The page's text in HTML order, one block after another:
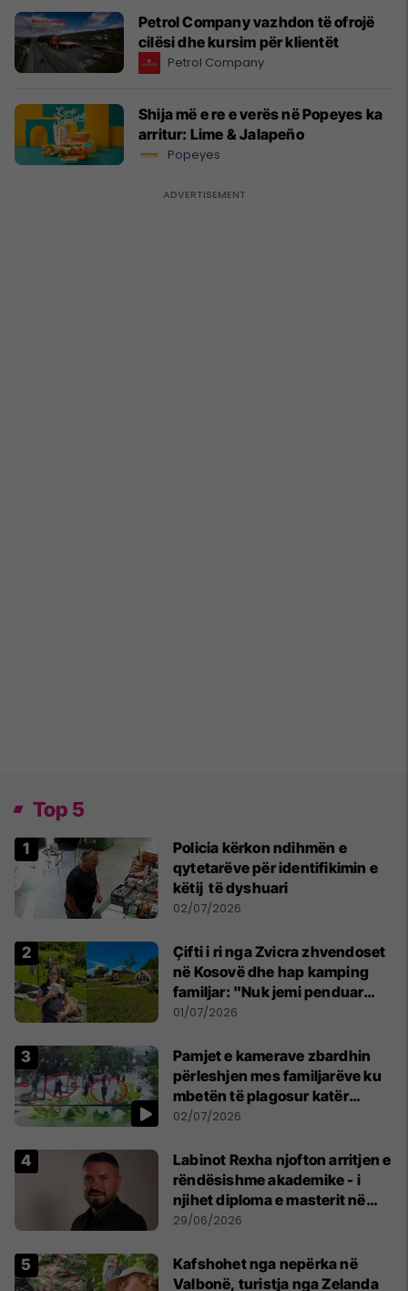
Petrol Company vazhdon të ofrojë
cilësi dhe kursim për klientët
Petrol Company
Shija më e re e verës në Popeyes ka
arritur: Lime & Jalapeño
Popeyes
Top 5
Policia kërkon ndihmën e
qytetarëve për identifikimin e
këtij të dyshuari
02/07/2026
Çifti i ri nga Zvicra zhvendoset
në Kosovë dhe hap kamping
familjar: "Nuk jemi penduar
asnjë ditë"
01/07/2026
Pamjet e kamerave zbardhin
përleshjen mes familjarëve ku
mbetën të plagosur katër
persona
02/07/2026
Labinot Rexha njofton arritjen e
rëndësishme akademike - i
njihet diploma e masterit në
Psikologji në Zvicër
29/06/2026
Kafshohet nga nepërka në
Valbonë, turistja nga Zelanda